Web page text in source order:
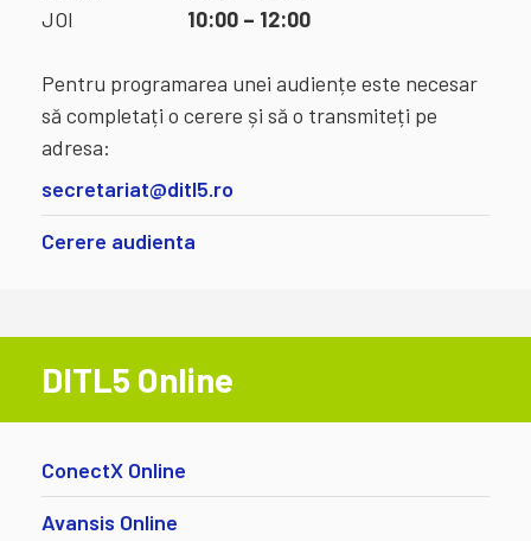
JOI 10:00 – 12:00
Pentru programarea unei audiențe este necesar
să completați o cerere și să o transmiteți pe
adresa:
secretariat@ditl5.ro
Cerere audienta
DITL5 Online
ConectX Online
Avansis Online